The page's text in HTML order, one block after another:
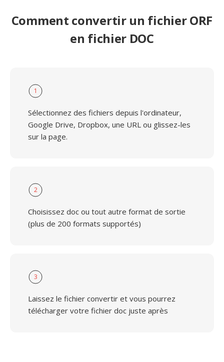
Comment convertir un fichier ORF
en fichier DOC
1
Sélectionnez des fichiers depuis l'ordinateur,
Google Drive, Dropbox, une URL ou glissez-les
sur la page.
2
Choisissez doc ou tout autre format de sortie
(plus de 200 formats supportés)
3
Laissez le fichier convertir et vous pourrez
télécharger votre fichier doc juste après